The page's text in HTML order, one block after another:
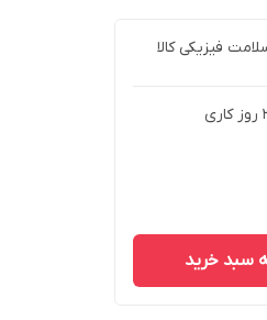
فیزیکی کالا
روز کاری
سبد خرید